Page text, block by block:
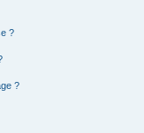
?
?